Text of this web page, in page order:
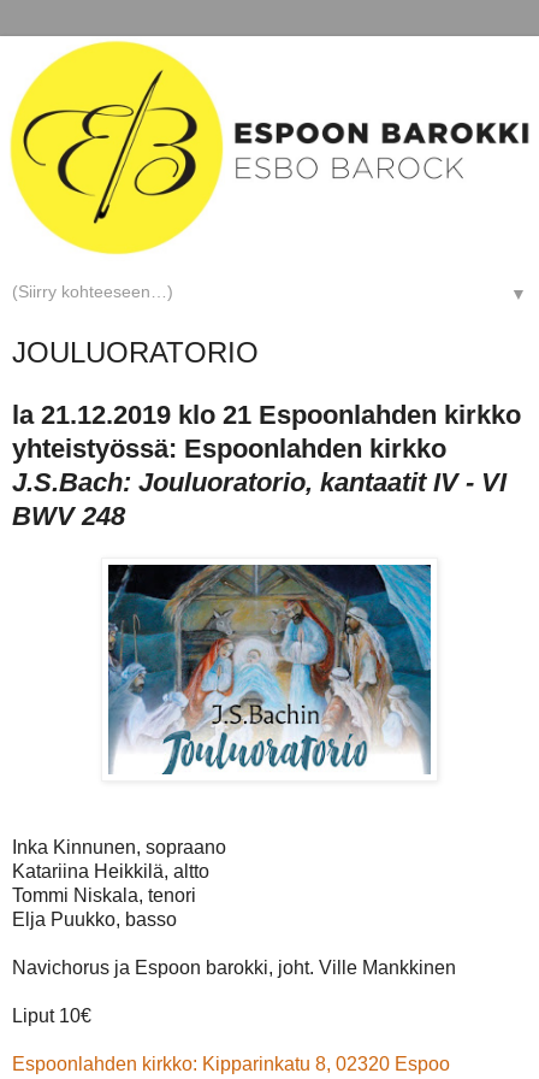
▼
JOULUORATORIO
la 21.12.2019 klo 21 Espoonlahden kirkko
yhteistyössä: Espoonlahden kirkko
J.S.Bach: Jouluoratorio, kantaatit IV - VI
BWV 248
Inka Kinnunen, sopraano
Katariina Heikkilä, altto
Tommi Niskala, tenori
Elja Puukko, basso
Navichorus ja Espoon barokki, joht. Ville Mankkinen
Liput 10€
Espoonlahden kirkko: Kipparinkatu 8, 02320 Espoo